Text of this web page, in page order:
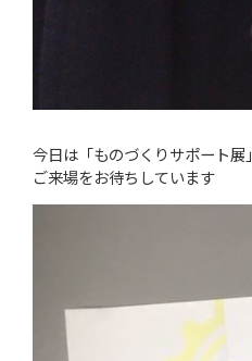
今日は「ものづくりサポート展」
ご来場をお待ちしています